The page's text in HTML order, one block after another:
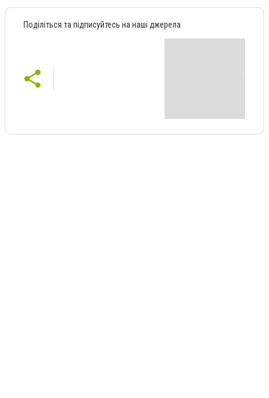
Поділіться та підписуйтесь на наші джерела